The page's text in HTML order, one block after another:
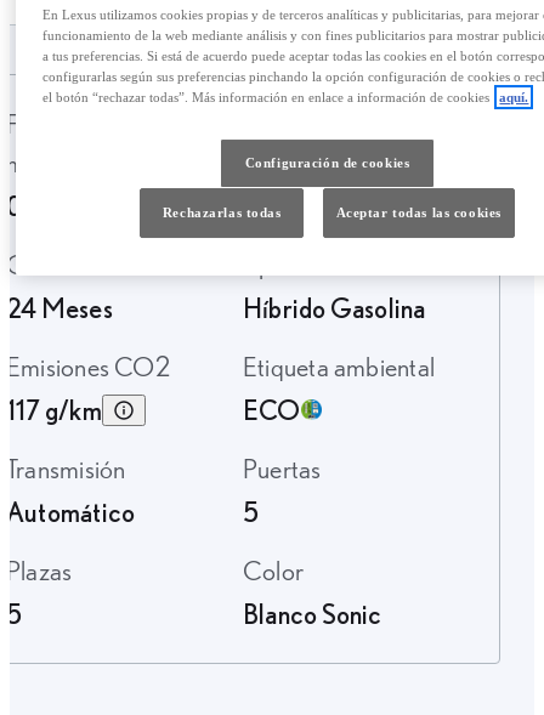
Fecha de
matriculación
01-2018
124.750 Km.
24 Meses
Híbrido Gasolina
Emisiones CO2
117 g/km
Etiqueta ambiental
ECO
Transmisión
Automático
Puertas
5
Plazas
5
Color
Blanco Sonic
En Lexus utilizamos cookies propias y de terceros analíticas y publicitarias, para mejorar
funcionamiento de la web mediante análisis y con fines publicitarios para mostrar
a tus preferencias. Si está de acuerdo puede aceptar todas las cookies en el botón
configurarlas según sus preferencias pinchando la opción configuración de cookies o
el botón “rechazar todas”. Más información en enlace a información de cookies
aquí.
Configuración de cookies
Rechazarlas todas Aceptar todas las cookies